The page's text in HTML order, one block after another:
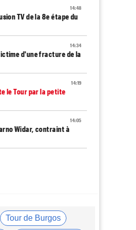
14:48
TV de la 8e étape du
14:34
d'une fracture de la
14:19
le Tour par la petite
14:05
Widar, contraint à
J’ai toujours cru en elle"
voici comment
Tour de Burgos